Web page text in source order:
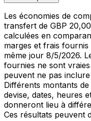
Les économies de
transfert de GBP
calculées en
marges et frais
même jour 8/5/2026.
fournies ne sont
peuvent ne pas
Différents montants
devise, dates, heures
donneront lieu à
Ces résultats peuvent